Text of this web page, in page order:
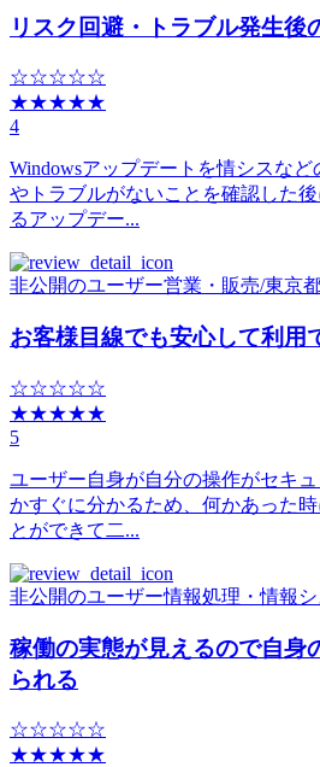
リスク回避・トラブル発生後
☆☆☆☆☆
★★★★★
4
Windowsアップデートを情シスな
やトラブルがないことを確認した
るアップデー...
非公開のユーザー営業・販売/東京
お客様目線でも安心して利用
☆☆☆☆☆
★★★★★
5
ユーザー自身が自分の操作がセキ
かすぐに分かるため、何かあった
とができて二...
非公開のユーザー情報処理・情報
稼働の実態が見えるので自身
られる
☆☆☆☆☆
★★★★★